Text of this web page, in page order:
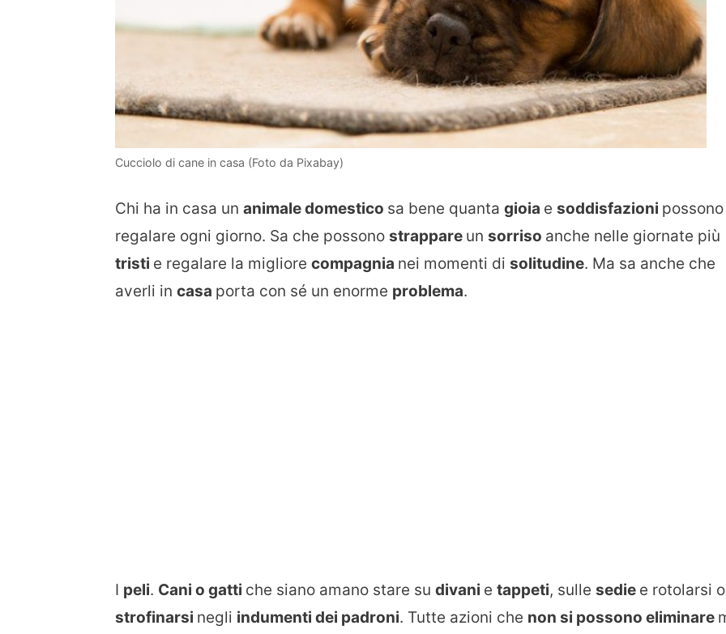
Cucciolo di cane in casa (Foto da Pixabay)
Chi ha in casa un animale domestico sa bene quanta gioia e soddisfazioni possono
regalare ogni giorno. Sa che possono strappare un sorriso anche nelle giornate più
tristi e regalare la migliore compagnia nei momenti di solitudine. Ma sa anche che
averli in casa porta con sé un enorme problema.
I peli. Cani o gatti che siano amano stare su divani e tappeti, sulle sedie e rotolarsi o
strofinarsi negli indumenti dei padroni. Tutte azioni che non si possono eliminare